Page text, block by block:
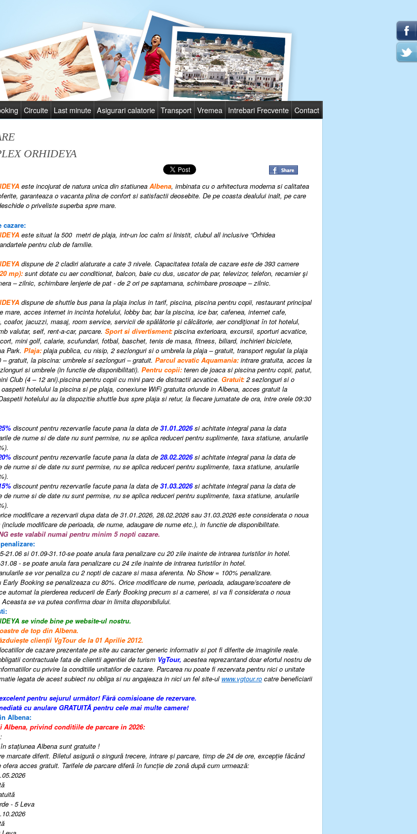
Circuite Last minute Asigurari calatorie Transport Vremea Intrebari Frecvente Contact
ORHIDEYA
este incojurat de natura unica din statiunea Albena, imbinata cu o arhitectura moderna si calitatea
garanteaza o vacanta plina de confort si satisfactii deosebite. De pe coasta dealului inalt, pe care
o priveliste superba spre mare.
cazare:
este situat la 500 metri de plaja, intr-un loc calm si linistit, clubul all inclusive “Orhidea
pentru club de familie.
dispune de 2 cladiri alaturate a cate 3 nivele. Capacitatea totala de cazare este de 393 camere
mp): sunt dotate cu aer conditionat, balcon, baie cu dus, uscator de par, televizor, telefon, recamier şi
– zilnic, schimbare lenjerie de pat - de 2 ori pe saptamana, schimbare prosoape – zilnic.
dispune de shuttle bus pana la plaja inclus in tarif, piscina, piscina pentru copii, restaurant principal
mare, acces internet in incinta hotelului, lobby bar, bar la piscina, ice bar, cafenea, internet cafe,
coafor, jacuzzi, masaj, room service, servicii de spălătorie şi călcătorie, aer condiţionat în tot hotelul,
valutar, seif, rent-a-car, parcare. Sport si divertisment: piscina exterioara, excursii, sporturi acvatice,
mini golf, calarie, scufundari, fotbal, baschet, tenis de masa, fitness, biliard, inchirieri biciclete,
Park. Plaja: plaja publica, cu nisip, 2 sezlonguri si o umbrela la plaja – gratuit, transport regulat la plaja
– gratuit, la piscina: umbrele si sezlonguri – gratuit. Parcul acvatic Aquamania: intrare gratuita, acces la
si umbrele (in functie de disponibilitati). Pentru copii: teren de joaca si piscina pentru copii, patut,
ini Club (4 – 12 ani).piscina pentru copii cu mini parc de distractii acvatice. Gratuit: 2 sezlonguri si o
hotelului la piscina si pe plaja, conexiune WiFi gratuita oriunde in Albena, acces gratuit la
hotelului au la dispozitie shuttle bus spre plaja si retur, la fiecare jumatate de ora, intre orele 09:30
discount pentru rezervarile facute pana la data de 31.01.2026si achitate integral pana la data
de nume si de date nu sunt permise, nu se aplica reduceri pentru suplimente, taxa statiune, anularile
discount pentru rezervarile facute pana la data de 28.02.2026si achitate integral pana la data de
nume si de date nu sunt permise, nu se aplica reduceri pentru suplimente, taxa statiune, anularile
discount pentru rezervarile facute pana la data de 31.03.2026si achitate integral pana la data de
nume si de date nu sunt permise, nu se aplica reduceri pentru suplimente, taxa statiune, anularile
modificare a rezervarii dupa data de 31.01.2026, 28.02.2026 sau 31.03.2026 este considerata o noua
modificare de perioada, de nume, adaugare de nume etc.), in functie de disponibilitate.
este valabil numai pentru minim 5 nopti cazare.
21.06 si 01.09-31.10-se poate anula fara penalizare cu 20zile inainte de intrarea turistilor in hotel.
- se poate anula fara penalizare cu 24zile inainte de intrarea turistilor in hotel.
se vor penaliza cu 2 nopti de cazare si masa aferenta. No Show = 100% penalizare.
Early Booking se penalizeaza cu 80%. Orice modificare de nume, perioada, adaugare/scoatere de
automat la pierderea reducerii de Early Booking precum si a camerei, si va fi considerata o noua
se va putea confirma doar in limita disponibilului.
se vinde bine pe website-ul nostru.
de top din Albena.
clienții VgTour de la 01 Aprilie 2012.
de cazare prezentate pe site au caracter generic informativ si pot fi diferite de imaginile reale.
contractuale fata de clientii agentiei de turism VgTour, acestea reprezantand doar efortul nostru de
cu privire la conditiile unitatilor de cazare. Parcarea nu poate fi rezervata pentru nici o unitate
legata de acest subiect nu obliga si nu angajeaza in nici un fel site-ul www.vgtour.ro catre beneficiarii
pentru sejurul următor!Fără comisioane de rezervare.
cu anulare GRATUITĂ pentru cele mai multe camere!
Albena:
Albena, privind conditiile de parcare in 2026:
stațiunea Albena sunt gratuite !
marcate diferit. Biletul asigură o singură trecere, intrare și parcare, timp de 24 de ore, excepție făcând
ofera acces gratuit. Tarifele de parcare diferă în funcție de zonă după cum urmează:
- 5 Leva